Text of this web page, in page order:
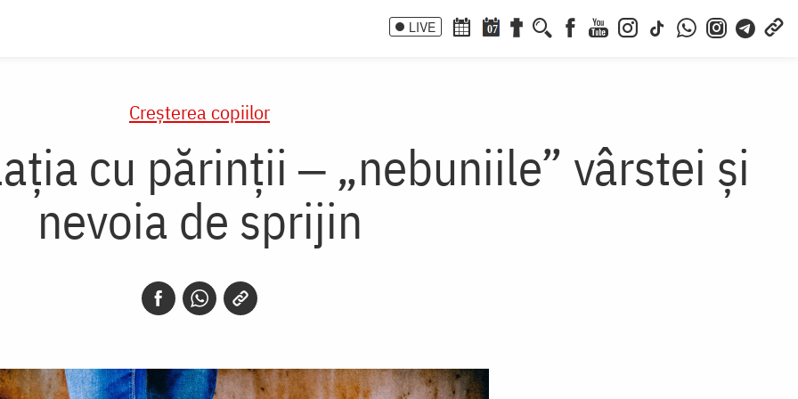
LIVE 07
Creşterea copiilor
cu părinții ‒ „nebuniile” vârstei și
nevoia de sprijin